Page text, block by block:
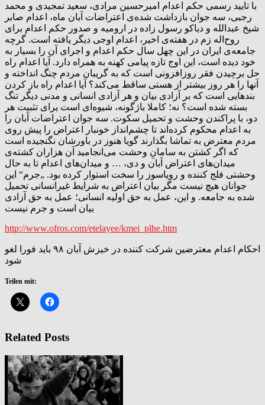
با تایید رسمی حکم اعدام امیرحسین مرادی، سعید تمجیدی و محمد
رجبی، سه جوان بازداشت شده‌ی اعتراضات آبان ماه، اعدام صابر
شیخ عبداللە و دیاکو رسول زادە در ارومیه و صدور حکم اعدام برای
روح‌‍‌‌‌‌‌‌‌‌‌‌‌‌‌اله زم در هفته‌ی اخیر، اعدام اوجی دیگر یافته است. گرچه
جامعه‌ی ایران در این چهل سال حکم اعدام و اجرای آن را بسیار به
خود دیده است، این اوج تازه پیامی کهنه به همراه دارد. آیا اعدام راه
حل برچیدن فقر روزافزونی است که به گریبان مردم چنگ انداخته و
آنها را هر روز بیشتر از هستی ساقط می‌کند؟ آیا اعدام راه باز کردن
بندهایی است که بر آزادی بیان و هر آزادی انسانی و مدنی دیگر تنگ
بسته شده است؟ نه؛ کاملا باژگونه، شیوه‌ای است یرای تثبیت هر
دو، با پراکندن وحشت و تحمیل سکوت. سه جوان اعتراضات آبان را
به اعدام محکوم کرده‌اند تا چشم‌انداز خونبار اعتراض را پیش روی
مردم معترض به تماشا بگذارند گویا هنوز در باورشان نگنجیده است
که اگر کشتن به سامانِ وحشت می‌انجامید آن هزاران کشته‌ی
میدان‌های اعتراض آبان و دی، … و میدان‌های اعدام تا به حال
وحشتی فلج کننده و رویا‌سوز را سخت استوار کرده بود. „جرم“ این
جوانان هیچ نیست مگر بیان اعتراض به شرایط غیرانسانی تحمیل
شده به جامعه. و این، عمل به حق اولیه انسانی؛ عمل به حق آزادی
بیان است و جرم نیست
http://www.ofros.com/etelayee/kmei_plhe.htm
احکام اعدام معترضین شرکت کننده در خیزش آبان ٩۸ باید فورا لغو
شود
Teilen mit:
Related Posts